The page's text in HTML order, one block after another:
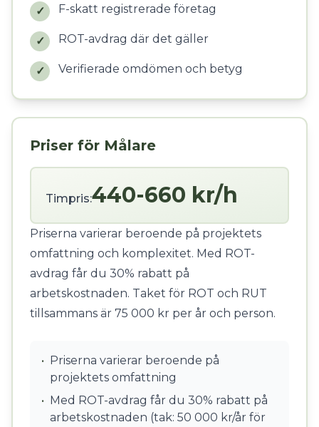
✓ F-skatt registrerade företag
✓ ROT-avdrag där det gäller
✓ Verifierade omdömen och betyg
Priser för Målare
Timpris:440-660 kr/h
Priserna varierar beroende på projektets
omfattning och komplexitet. Med ROT-
avdrag får du 30% rabatt på
arbetskostnaden. Taket för ROT och RUT
tillsammans är 75 000 kr per år och person.
• Priserna varierar beroende på
projektets omfattning
• Med ROT-avdrag får du 30% rabatt på
arbetskostnaden (tak: 50 000 kr/år för